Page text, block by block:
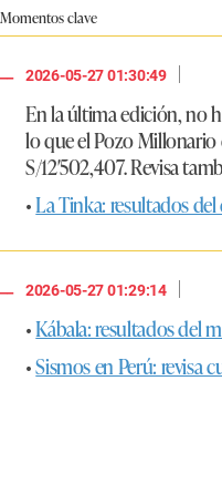
Momentos clave
2026-05-27 01:30:49
|
En la última edición, no
lo que el Pozo Millonario
S/12′502,407. Revisa
•La Tinka: resultados
2026-05-27 01:29:14
|
•Kábala: resultados del
•Sismos en Perú: revisa